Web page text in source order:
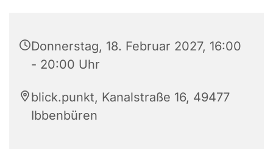
Donnerstag, 18. Februar 2027, 16:00
- 20:00 Uhr
blick.punkt, Kanalstraße 16, 49477
Ibbenbüren